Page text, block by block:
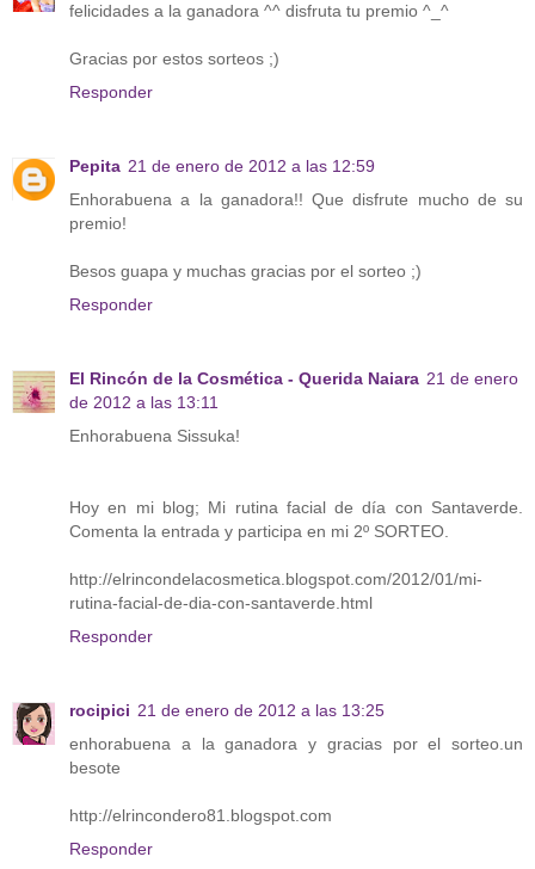
felicidades a la ganadora ^^ disfruta tu premio ^_^
Gracias por estos sorteos ;)
Responder
Pepita 21 de enero de 2012 a las 12:59
Enhorabuena a la ganadora!! Que disfrute mucho de su
premio!
Besos guapa y muchas gracias por el sorteo ;)
Responder
El Rincón de la Cosmética - Querida Naiara 21 de enero
de 2012 a las 13:11
Enhorabuena Sissuka!
Hoy en mi blog; Mi rutina facial de día con Santaverde.
Comenta la entrada y participa en mi 2º SORTEO.
http://elrincondelacosmetica.blogspot.com/2012/01/mi-
rutina-facial-de-dia-con-santaverde.html
Responder
rocipici 21 de enero de 2012 a las 13:25
enhorabuena a la ganadora y gracias por el sorteo.un
besote
http://elrincondero81.blogspot.com
Responder